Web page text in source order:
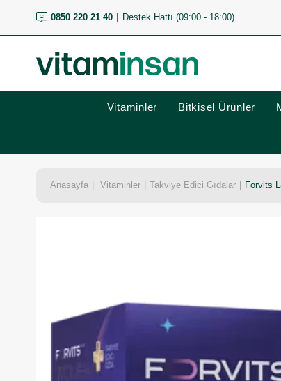
0850 220 21 40 Destek Hattı (09:00 - 18:00)
Vitaminler Bitkisel Ürünler
Anasayfa Vitaminler Takviye Edici Gıdalar Forvits